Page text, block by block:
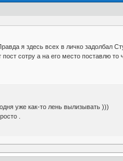
я здесь всех в личко задолбал
сотру а на его место поставлю то
уже как-то лень вылизывать )))
.